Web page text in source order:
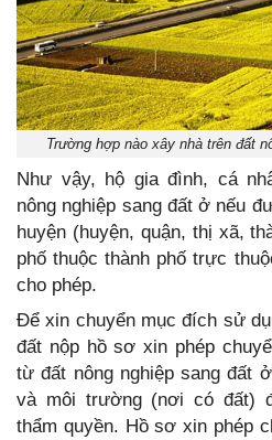
Trường hợp nào xây nhà trên đất
Như vậy, hộ gia đình, cá
nông nghiệp sang đất ở nếu
huyện (huyện, quận, thị xã,
phố thuộc thành phố trực
cho phép.
Để xin chuyển mục đích sử
đất nộp hồ sơ xin phép
từ đất nông nghiệp sang đất
và môi trường (nơi có đất)
thẩm quyền. Hồ sơ xin phép